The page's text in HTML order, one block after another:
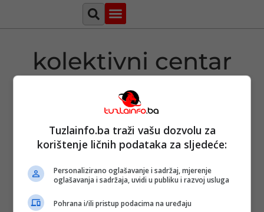
kolektivni centar
Zatvara se
kolektivni
centar u Čeliću:
stanova
preuzelo 18
porodica
Objavljeno: 17. 11.
Tuzlainfo.ba traži vašu dozvolu za
korištenje ličnih podataka za sljedeće:
Personalizirano oglašavanje i sadržaj, mjerenje
oglašavanja i sadržaja, uvidi u publiku i razvoj usluga
Pohrana i/ili pristup podacima na uređaju